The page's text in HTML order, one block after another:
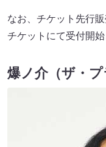
なお、チケット先行
チケットにて受付開始
爆ノ介（ザ・